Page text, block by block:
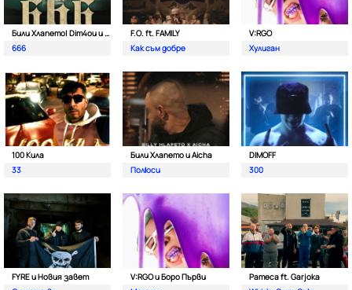
Били Хлапето| Dim4ou и Garjoka
666
F.O. ft. FAMILY
Как съм добре
V:RGO
Хулиган
100 Кила
33
Били Хлапето и Aicha
Полюси
DIMOFF
300
FYRE и Новия завет
V:RGO и Боро Първи
Pameca ft. Garjoka